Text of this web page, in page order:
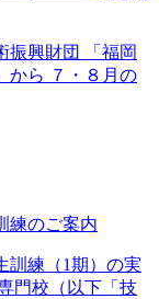
振興財団 「福岡
から ７・８月の
練のご案内
訓練（1期）の実
門校（以下「技